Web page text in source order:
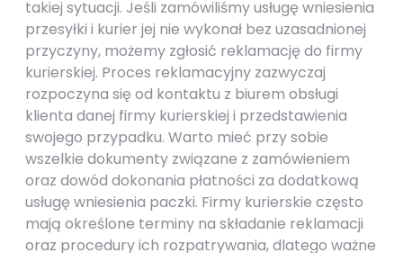
takiej sytuacji. Jeśli zamówiliśmy usługę wniesienia
przesyłki i kurier jej nie wykonał bez uzasadnionej
przyczyny, możemy zgłosić reklamację do firmy
kurierskiej. Proces reklamacyjny zazwyczaj
rozpoczyna się od kontaktu z biurem obsługi
klienta danej firmy kurierskiej i przedstawienia
swojego przypadku. Warto mieć przy sobie
wszelkie dokumenty związane z zamówieniem
oraz dowód dokonania płatności za dodatkową
usługę wniesienia paczki. Firmy kurierskie często
mają określone terminy na składanie reklamacji
oraz procedury ich rozpatrywania, dlatego ważne